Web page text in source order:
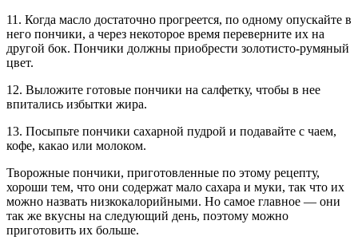
11. Когда масло достаточно прогреется, по одному опускайте в
него пончики, а через некоторое время переверните их на
другой бок. Пончики должны приобрести золотисто-румяный
цвет.
12. Выложите готовые пончики на салфетку, чтобы в нее
впитались избытки жира.
13. Посыпьте пончики сахарной пудрой и подавайте с чаем,
кофе, какао или молоком.
Творожные пончики, приготовленные по этому рецепту,
хороши тем, что они содержат мало сахара и муки, так что их
можно назвать низкокалорийными. Но самое главное — они
так же вкусны на следующий день, поэтому можно
приготовить их больше.